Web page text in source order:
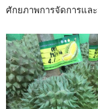
ศักยภาพการจัดการแล